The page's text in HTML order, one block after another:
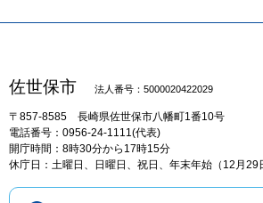
佐世保市 法人番号：5000020422029
〒857-8585 長崎県佐世保市八幡町1番10号
電話番号：0956-24-1111(代表)
開庁時間：8時30分から17時15分
休庁日：土曜日、日曜日、祝日、年末年始（12月29